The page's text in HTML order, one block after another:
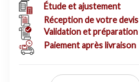
Étude et ajustement
Réception de votre devis
Validation et préparation
Paiement après livraison